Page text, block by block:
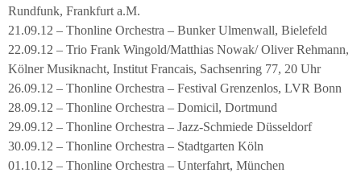
Rundfunk, Frankfurt a.M.
21.09.12 – Thonline Orchestra – Bunker Ulmenwall, Bielefeld
22.09.12 – Trio Frank Wingold/Matthias Nowak/ Oliver Rehmann,
Kölner Musiknacht, Institut Francais, Sachsenring 77, 20 Uhr
26.09.12 – Thonline Orchestra – Festival Grenzenlos, LVR Bonn
28.09.12 – Thonline Orchestra – Domicil, Dortmund
29.09.12 – Thonline Orchestra – Jazz-Schmiede Düsseldorf
30.09.12 – Thonline Orchestra – Stadtgarten Köln
01.10.12 – Thonline Orchestra – Unterfahrt, München